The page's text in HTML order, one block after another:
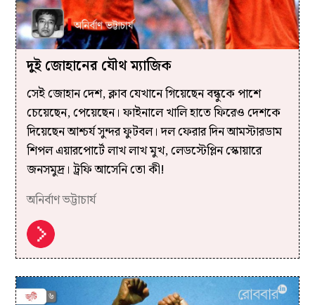
দুই জোহানের যৌথ ম্যাজিক
সেই জোহান দেশ, ক্লাব যেখানে গিয়েছেন বন্ধুকে পাশে
চেয়েছেন, পেয়েছেন। ফাইনালে খালি হাতে ফিরেও দেশকে
দিয়েছেন আশ্চর্য সুন্দর ফুটবল। দল ফেরার দিন আমস্টারডাম
শিপল এয়ারপোর্টে লাখ লাখ মুখ, লেডস্টেপ্লিন স্কোয়ারে
জনসমুদ্র। ট্রফি আসেনি তো কী!
অনির্বাণ ভট্টাচার্য